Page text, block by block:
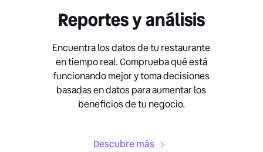
Reportes y análisis
Encuentra los datos de tu restaurante
en tiempo real. Comprueba qué está
funcionando mejor y toma decisiones
basadas en datos para aumentar los
beneficios de tu negocio.
Descubre más